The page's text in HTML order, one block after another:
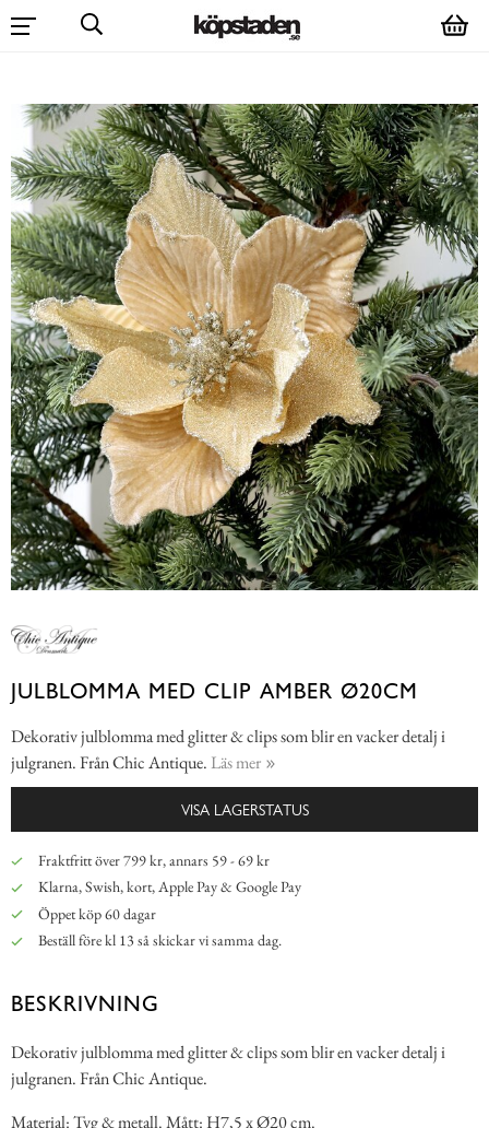
JULBLOMMA MED CLIP AMBER Ø20CM
Dekorativ julblomma med glitter & clips som blir en vacker detalj i
julgranen. Från Chic Antique. Läs mer
VISA LAGERSTATUS
Fraktfritt över 799 kr, annars 59 - 69 kr
Klarna, Swish, kort, Apple Pay & Google Pay
Öppet köp 60 dagar
Beställ före kl 13 så skickar vi samma dag.
BESKRIVNING
Dekorativ julblomma med glitter & clips som blir en vacker detalj i
julgranen. Från Chic Antique.
Material: Tyg & metall. Mått: H7,5 x Ø20 cm.